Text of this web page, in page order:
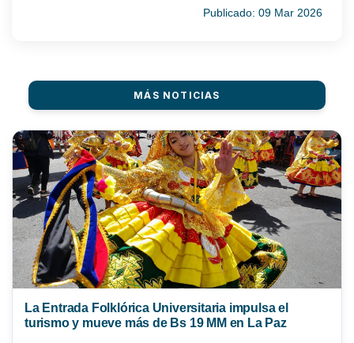
Publicado: 09 Mar 2026
MÁS NOTICIAS
La Entrada Folklórica Universitaria impulsa el
turismo y mueve más de Bs 19 MM en La Paz